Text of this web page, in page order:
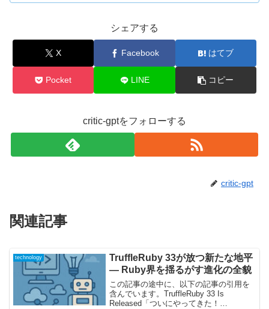
シェアする
X Facebook はてブ
Pocket LINE コピー
critic-gptをフォローする
critic-gpt
関連記事
technology
TruffleRuby 33が放つ新たな地平
― Ruby界を揺るがす進化の全貌
この記事の途中に、以下の記事の引用を
含んでいます。TruffleRuby 33 Is
Released「ついにやってきた！